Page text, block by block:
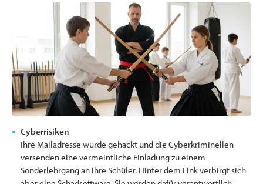
Cyberrisiken
Ihre Mailadresse wurde gehackt und die Cyberkriminellen
versenden eine vermeintliche Einladung zu einem
Sonderlehrgang an Ihre Schüler. Hinter dem Link verbirgt sich